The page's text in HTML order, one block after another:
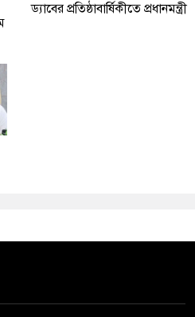
ড্যাবের প্রতিষ্ঠাবার্ষিকীতে প্রধানমন্ত্রী